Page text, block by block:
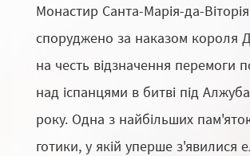
Монастир Санта-Марія-да-
споруджено за наказом короля
на честь відзначення перемоги
над іспанцями в битві під
року. Одна з найбільших
готики, у якій уперше з'явилися